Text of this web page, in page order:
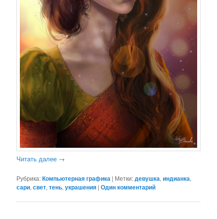
Читать далее →
Рубрика:Компьютерная графика | Метки:девушка,индианка,
сари,свет,тень,украшения |Один комментарий